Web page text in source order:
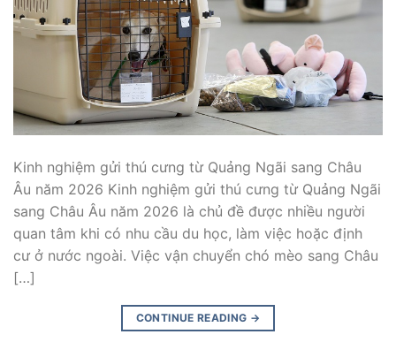
Kinh nghiệm gửi thú cưng từ Quảng Ngãi sang Châu
Âu năm 2026 Kinh nghiệm gửi thú cưng từ Quảng Ngãi
sang Châu Âu năm 2026 là chủ đề được nhiều người
quan tâm khi có nhu cầu du học, làm việc hoặc định
cư ở nước ngoài. Việc vận chuyển chó mèo sang Châu
[…]
CONTINUE READING →